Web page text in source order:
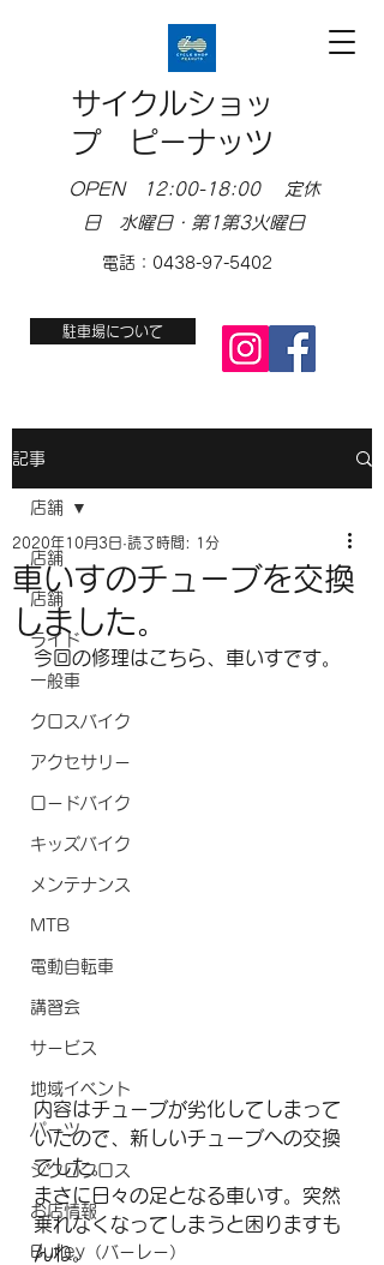
サイクルショッ
プ ピーナッツ
OPEN 12:00-18:00 定休
日 水曜日・第1第3火曜日
電話：0438-97-5402
駐車場について
記事
店舗
店舗
ライド
一般車
クロスバイク
アクセサリー
ロードバイク
キッズバイク
メンテナンス
MTB
電動自転車
講習会
サービス
地域イベント
パーツ
シクロクロス
お店情報
Burley（バーレー）
店舗
車いすのチューブを交換
しました。
2020年10月3日 読了時間: 1分
今回の修理はこちら、車いすです。
内容はチューブが劣化してしまって
いたので、新しいチューブへの交換
でした。
まさに日々の足となる車いす。突然
乗れなくなってしまうと困りますも
んね。